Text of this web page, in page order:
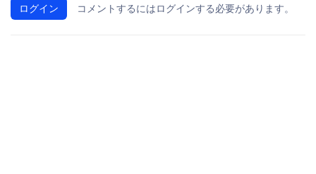
ログイン コメントするにはログインする必要があります。